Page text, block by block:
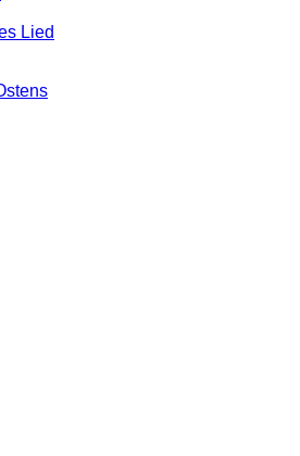
Lied